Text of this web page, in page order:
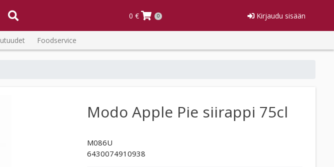
0 € 0 Kirjaudu sisään
Uutuudet Foodservice
Modo Apple Pie siirappi 75cl
M086U
6430074910938